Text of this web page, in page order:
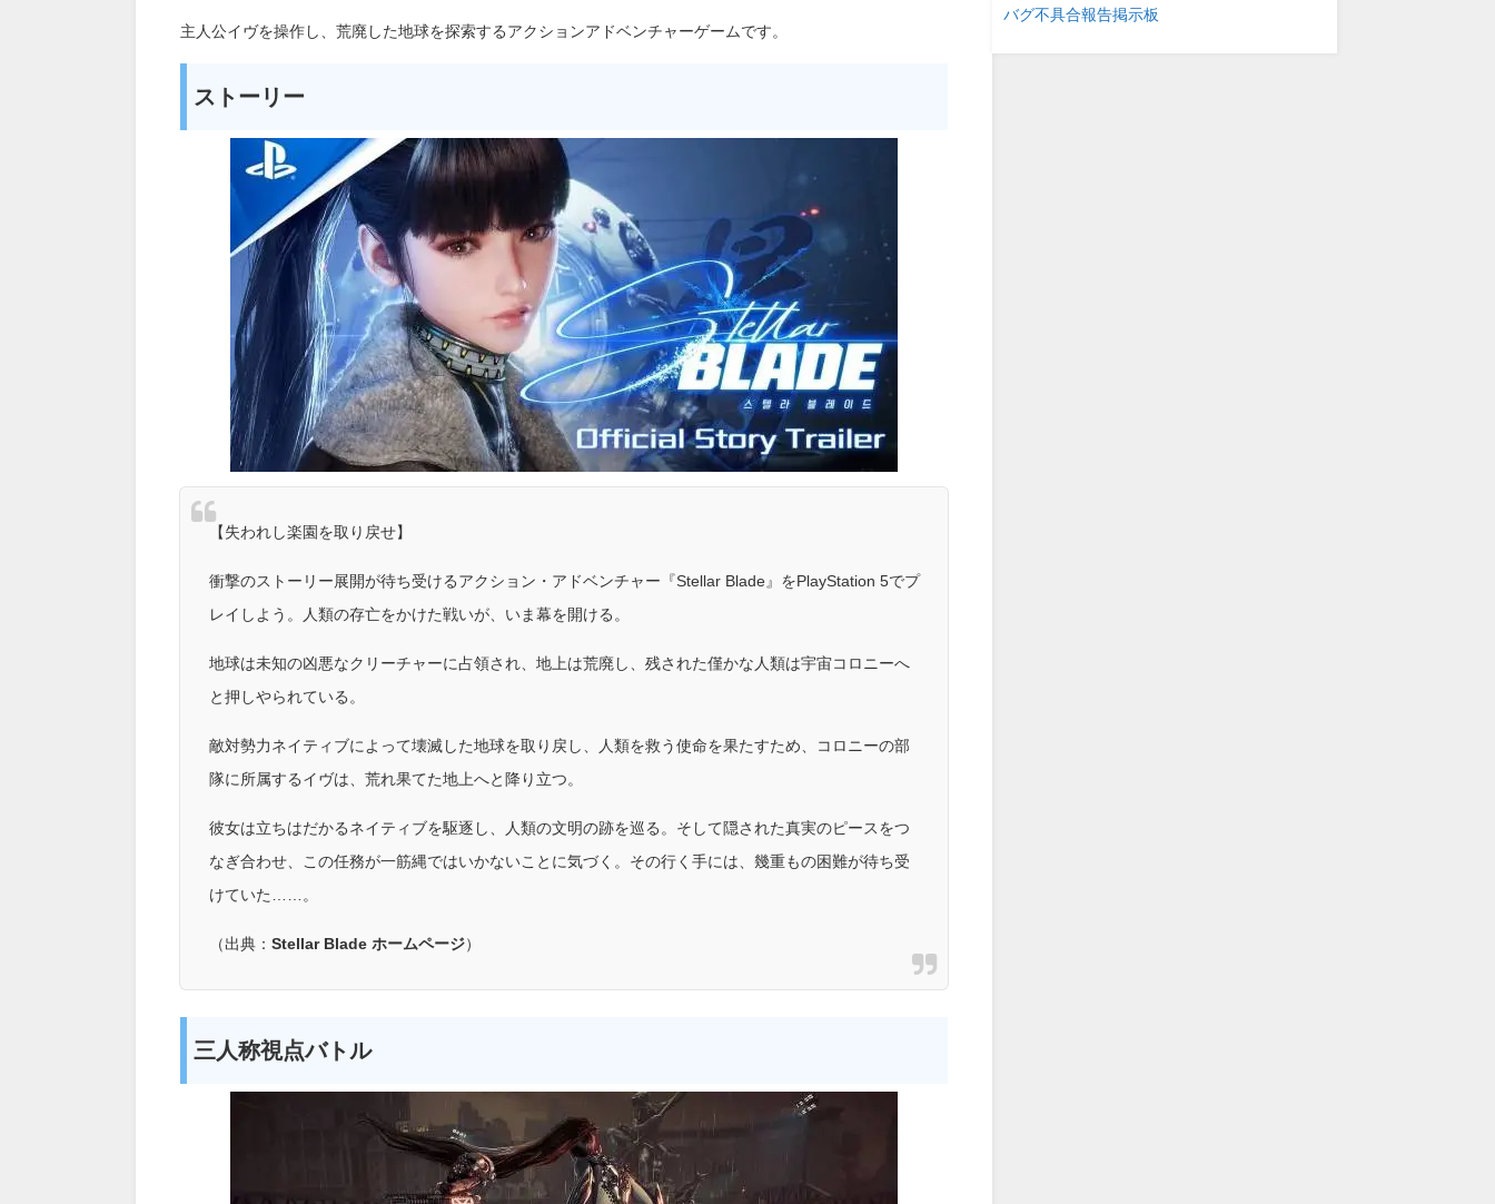
主人公イヴを操作し、荒廃した地球を探索するアクションアドベンチャーゲームです。
ストーリー
【失われし楽園を取り戻せ】
衝撃のストーリー展開が待ち受けるアクション・アドベンチャー『Stellar Blade』をPlayStation 5でプ
レイしよう。人類の存亡をかけた戦いが、いま幕を開ける。
地球は未知の凶悪なクリーチャーに占領され、地上は荒廃し、残された僅かな人類は宇宙コロニーへ
と押しやられている。
敵対勢力ネイティブによって壊滅した地球を取り戻し、人類を救う使命を果たすため、コロニーの部
隊に所属するイヴは、荒れ果てた地上へと降り立つ。
彼女は立ちはだかるネイティブを駆逐し、人類の文明の跡を巡る。そして隠された真実のピースをつ
なぎ合わせ、この任務が一筋縄ではいかないことに気づく。その行く手には、幾重もの困難が待ち受
けていた……。
（出典： Stellar Blade ホームページ）
三人称視点バトル
バグ不具合報告掲示板